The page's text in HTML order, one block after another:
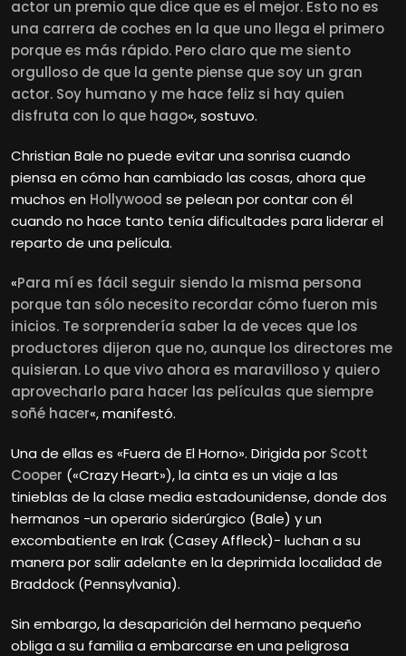
actor un premio que dice que es el mejor. Esto no es
una carrera de coches en la que uno llega el primero
porque es más rápido. Pero claro que me siento
orgulloso de que la gente piense que soy un gran
actor. Soy humano y me hace feliz si hay quien
disfruta con lo que hago«, sostuvo.
Christian Bale no puede evitar una sonrisa cuando
piensa en cómo han cambiado las cosas, ahora que
muchos en Hollywood se pelean por contar con él
cuando no hace tanto tenía dificultades para liderar el
reparto de una película.
«Para mí es fácil seguir siendo la misma persona
porque tan sólo necesito recordar cómo fueron mis
inicios. Te sorprendería saber la de veces que los
productores dijeron que no, aunque los directores me
quisieran. Lo que vivo ahora es maravilloso y quiero
aprovecharlo para hacer las películas que siempre
soñé hacer«, manifestó.
Una de ellas es «Fuera de El Horno». Dirigida por Scott
Cooper («Crazy Heart»), la cinta es un viaje a las
tinieblas de la clase media estadounidense, donde dos
hermanos -un operario siderúrgico (Bale) y un
excombatiente en Irak (Casey Affleck)- luchan a su
manera por salir adelante en la deprimida localidad de
Braddock (Pennsylvania).
Sin embargo, la desaparición del hermano pequeño
obliga a su familia a embarcarse en una peligrosa